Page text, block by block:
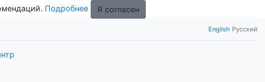
Подробнее Я согласен
English Русский